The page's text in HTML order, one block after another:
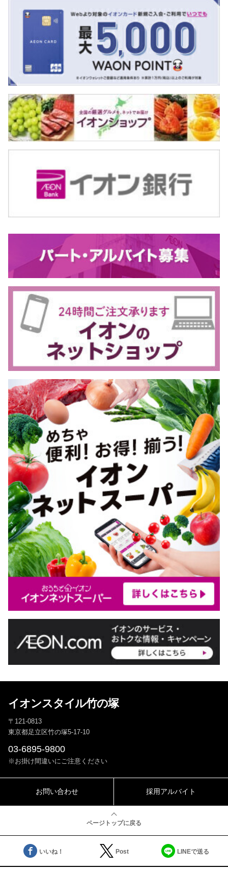
イオンスタイル竹の塚
〒121-0813
東京都足立区竹の塚5-17-10
03-6895-9800
※お掛け間違いにご注意ください
お問い合わせ 採用アルバイト
ページトップに戻る
いいね！ Post LINEで送る